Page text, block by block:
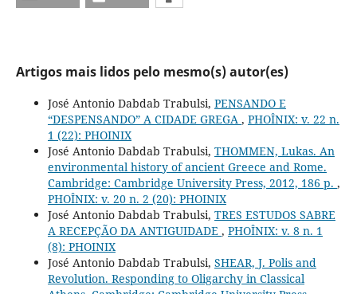
Artigos mais lidos pelo mesmo(s) autor(es)
José Antonio Dabdab Trabulsi, PENSANDO E
“DESPENSANDO” A CIDADE GREGA , PHOÎNIX: v. 22 n.
1 (22): PHOINIX
José Antonio Dabdab Trabulsi, THOMMEN, Lukas. An
environmental history of ancient Greece and Rome.
Cambridge: Cambridge University Press, 2012, 186 p. ,
PHOÎNIX: v. 20 n. 2 (20): PHOINIX
José Antonio Dabdab Trabulsi, TRES ESTUDOS SABRE
A RECEPÇÃO DA ANTIGUIDADE , PHOÎNIX: v. 8 n. 1
(8): PHOINIX
José Antonio Dabdab Trabulsi, SHEAR, J. Polis and
Revolution. Responding to Oligarchy in Classical